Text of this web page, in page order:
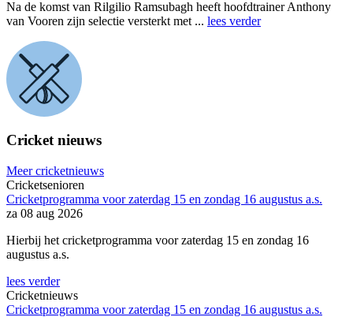
Na de komst van Rilgilio Ramsubagh heeft hoofdtrainer Anthony
van Vooren zijn selectie versterkt met ... lees verder
Cricket nieuws
Meer cricketnieuws
Cricketsenioren
Cricketprogramma voor zaterdag 15 en zondag 16 augustus a.s.
za 08 aug 2026
Hierbij het cricketprogramma voor zaterdag 15 en zondag 16
augustus a.s.
lees verder
Cricketnieuws
Cricketprogramma voor zaterdag 15 en zondag 16 augustus a.s.